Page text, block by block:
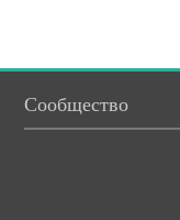
Сообщество